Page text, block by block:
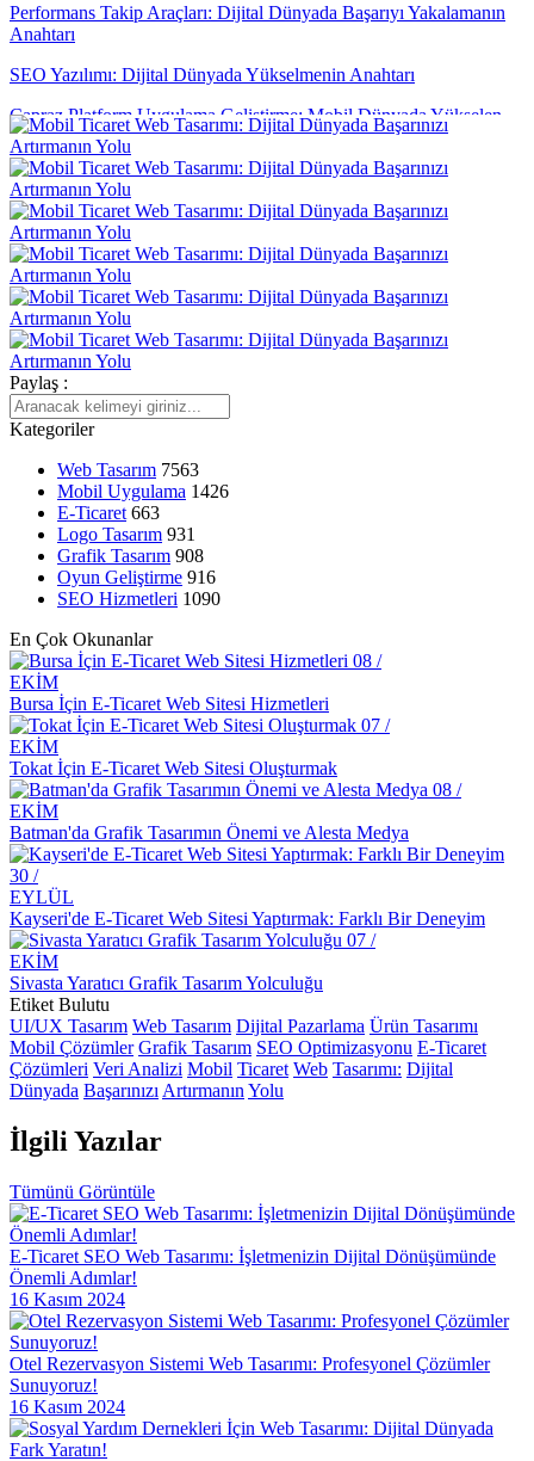
Performans Takip Araçları: Dijital Dünyada Başarıyı Yakalamanın
Anahtarı
SEO Yazılımı: Dijital Dünyada Yükselmenin Anahtarı
Çapraz Platform Uygulama Geliştirme: Mobil Dünyada Yükselen
Trend
Alesta Medya: Sayfa İçi SEO İle Dijital Dünyada Öne Çıkın!
Parallax Web Tasarım: Dijital Dünyada Derinlik ve Hareketin
Buluşması
Alışveriş Sepeti Özet Görünümü: E-Ticarette Müşteri Deneyimini
Artırmanın Yolu
Popup Tasarımı: Web Sitesi İçin Etkili Bir Pazarlama Aracı
Inovatif Tasarımın Gücü: Dijital Dünyada Öne Çıkmak
SEO ve Sosyal Medya Entegrasyonu: Dijital Dünyada Markanızı
Yükseltin
Responsive Web Tasarımı: Kullanıcı Deneyimini Maksimize Edin
Mobil Uygulama Geliştirme Şirketleri: İşletmenizi Dijital Dünyada
Yükseltme Rehberi
Ödeme Yöntemleri Entegrasyonu: Dijital Dünyada Güvenilir
Alışveriş Deneyimi
Mobil Uygulama Analitiği: Verilerle Başarınızı Artırın
Özel Kampanya Sayfaları: Dijital Dünyada Başarıya Giden Yol
Kategori Yönetimi Arayüzü: Markanızın Dijital Dünyadaki
Yansıması
Web Tasarım Kursu: Dijital Dünyada Yaratıcı Bir Adım
Kullanıcı Kayıt Doğrulama: Dijital Dünyada Güvenliğin Önemi
SEO Sıralama İyileştirme: Dijital Dünyada Öne Çıkmak İçin 10
Etkili Yol
İnovatif Tasarımın Gücü: Dijital Dünyada Fark Yaratmak
Mobil Uygulama Sosyal Medya Entegrasyonu: Markanızı Dijital
Dünyada Güçlendirin
Mobil Uygulama API Entegrasyonu: Dijital Dünyada Yenilikçi
Adımlar
Minimal Tasarımın Gücü: Dijital Dünyada Sadeliğin Önemi
Dijital Dünyada Fark Yaratanlar: Alesta Medyanın Web Tasarım
Ustalığı
Mobil Trendlerle Web Tasarımında Yenilik Zamanı
Portföy Oluşturma: Dijital Dünyada Markanızı Yükseltin
Kullanıcı Etkileşimi: Dijital Dünyada Markaları Hayata Geçirmenin
Önemi
İllüstrasyon: Sanatın Dijital Dünyadaki Yansıması
Dijital Pazarlama ve Web Tasarımın Gücü: Markanızı Dijital
Dünyada Nasıl Hayata Geçiririz?
Kişisel Marka Logo Tasarımı: Markanızı Öne Çıkarmanın Yolu
Paylaş :
Kategoriler
Web Tasarım 7563
Mobil Uygulama 1426
E-Ticaret 663
Logo Tasarım 931
Grafik Tasarım 908
Oyun Geliştirme 916
SEO Hizmetleri 1090
En Çok Okunanlar
08 /
EKİM
Bursa İçin E-Ticaret Web Sitesi Hizmetleri
07 /
EKİM
Tokat İçin E-Ticaret Web Sitesi Oluşturmak
08 /
EKİM
Batman'da Grafik Tasarımın Önemi ve Alesta Medya
30 /
EYLÜL
Kayseri'de E-Ticaret Web Sitesi Yaptırmak: Farklı Bir Deneyim
07 /
EKİM
Sivasta Yaratıcı Grafik Tasarım Yolculuğu
Etiket Bulutu
UI/UX Tasarım Web Tasarım Dijital Pazarlama Ürün Tasarımı
Mobil Çözümler Grafik Tasarım SEO Optimizasyonu E-Ticaret
Çözümleri Veri Analizi Mobil Ticaret Web Tasarımı: Dijital
Dünyada Başarınızı Artırmanın Yolu
İlgili Yazılar
Tümünü Görüntüle
E-Ticaret SEO Web Tasarımı: İşletmenizin Dijital Dönüşümünde
Önemli Adımlar!
16 Kasım 2024
Otel Rezervasyon Sistemi Web Tasarımı: Profesyonel Çözümler
Sunuyoruz!
16 Kasım 2024